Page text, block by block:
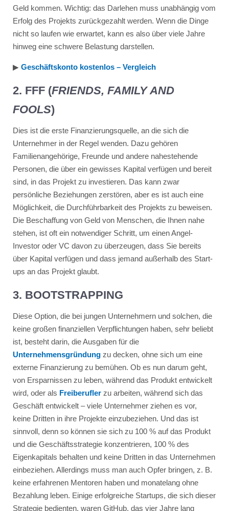
Geld kommen. Wichtig: das Darlehen muss unabhängig vom
Erfolg des Projekts zurückgezahlt werden. Wenn die Dinge
nicht so laufen wie erwartet, kann es also über viele Jahre
hinweg eine schwere Belastung darstellen.
▶︎ Geschäftskonto kostenlos – Vergleich
2. FFF (FRIENDS, FAMILY AND
FOOLS)
Dies ist die erste Finanzierungsquelle, an die sich die
Unternehmer in der Regel wenden. Dazu gehören
Familienangehörige, Freunde und andere nahestehende
Personen, die über ein gewisses Kapital verfügen und bereit
sind, in das Projekt zu investieren. Das kann zwar
persönliche Beziehungen zerstören, aber es ist auch eine
Möglichkeit, die Durchführbarkeit des Projekts zu beweisen.
Die Beschaffung von Geld von Menschen, die Ihnen nahe
stehen, ist oft ein notwendiger Schritt, um einen Angel-
Investor oder VC davon zu überzeugen, dass Sie bereits
über Kapital verfügen und dass jemand außerhalb des Start-
ups an das Projekt glaubt.
3. BOOTSTRAPPING
Diese Option, die bei jungen Unternehmern und solchen, die
keine großen finanziellen Verpflichtungen haben, sehr beliebt
ist, besteht darin, die Ausgaben für die
Unternehmensgründungzu decken, ohne sich um eine
externe Finanzierung zu bemühen. Ob es nun darum geht,
von Ersparnissen zu leben, während das Produkt entwickelt
wird, oder als Freiberuflerzu arbeiten, während sich das
Geschäft entwickelt – viele Unternehmer ziehen es vor,
keine Dritten in ihre Projekte einzubeziehen. Und das ist
sinnvoll, denn so können sie sich zu 100 % auf das Produkt
und die Geschäftsstrategie konzentrieren, 100 % des
Eigenkapitals behalten und keine Dritten in das Unternehmen
einbeziehen. Allerdings muss man auch Opfer bringen, z. B.
keine erfahrenen Mentoren haben und monatelang ohne
Bezahlung leben. Einige erfolgreiche Startups, die sich dieser
Strategie bedienten, waren GitHub, das vier Jahre lang